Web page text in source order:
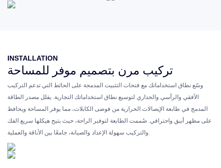
INSTALLATION
تركيب مرن بتصميم موفر للمساحة
وسّع نطاق استخداماتك مع فتحات التثبيت المدمجة على الحائط التي تدعم التركيب
الأفقي والرأسي والجداري لتوسيع نطاق استخداماتك التجارية. يقلل مصدر الطاقة
المدمج في طابعة الإيصالات الحرارية من فوضى الكابلات، مما يوفر المساحة ويحافظ
على مظهر أنيق واحترافي. صُممت الطابعة لتوفير الراحة، حيث يتيح هيكلها سريع الفك
والتركيب سهولة الإعداد والصيانة، جامعًا بين الأناقة والعملية.